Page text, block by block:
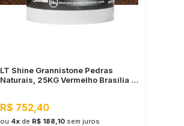
LT Shine Grannistone Pedras
Naturais, 25KG Vermelho Brasília -
R$ 752,40
ou 4xde R$ 188,10 sem juros